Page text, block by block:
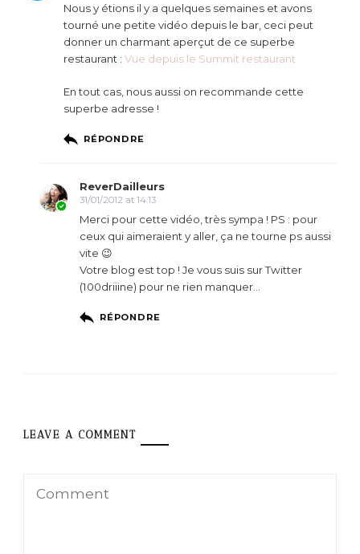
Nous y étions il y a quelques semaines et avons
tourné une petite vidéo depuis le bar, ceci peut
donner un charmant aperçut de ce superbe
restaurant : Vue depuis le Summit restaurant
En tout cas, nous aussi on recommande cette
superbe adresse !
RÉPONDRE
ReverDailleurs
31/01/2012 at 14:13
Merci pour cette vidéo, très sympa ! PS : pour
ceux qui aimeraient y aller, ça ne tourne ps aussi
vite 😉
Votre blog est top ! Je vous suis sur Twitter
(100driiine) pour ne rien manquer…
RÉPONDRE
LEAVE A COMMENT